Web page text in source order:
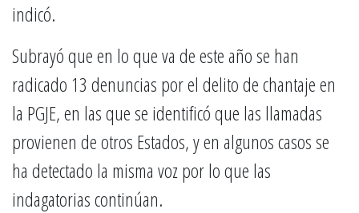
indicó.
Subrayó que en lo que va de este año se han
radicado 13 denuncias por el delito de chantaje en
la PGJE, en las que se identificó que las llamadas
provienen de otros Estados, y en algunos casos se
ha detectado la misma voz por lo que las
indagatorias continúan.